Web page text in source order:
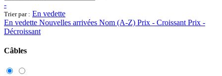
-
Trier par : En vedette
En vedette Nouvelles arrivées Nom (A-Z) Prix - Croissant Prix -
Décroissant
Câbles